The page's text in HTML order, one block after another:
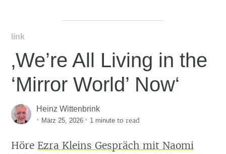
link
‚We’re All Living in the
‘Mirror World’ Now‘
Heinz Wittenbrink
· März 25, 2026 · 1 minute to read
Höre Ezra Kleins Gespräch mit Naomi